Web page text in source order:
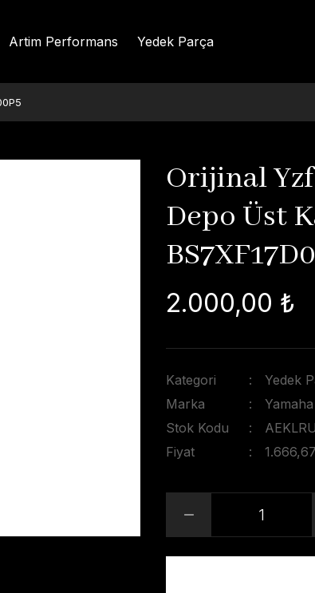
Artim Performans Yedek Parça
Orijinal
Depo Üst
2.000,00 ₺
Kategori
Yedek
Marka
Yamaha
Stok Kodu
Fiyat